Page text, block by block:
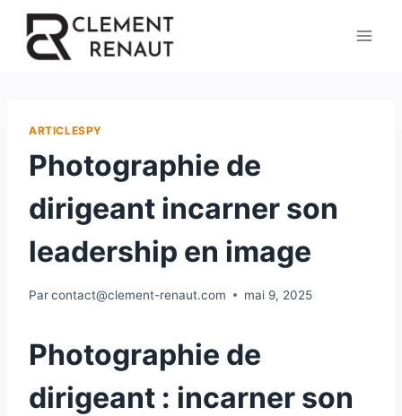
Aller
contenu
ARTICLESPY
Photographie de
dirigeant incarner son
leadership en image
Parcontact@clement-renaut.com mai 9, 2025
Photographie de
dirigeant : incarner son